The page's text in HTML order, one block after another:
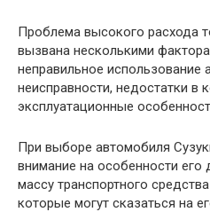
Проблема высокого расхода
вызвана несколькими
неправильное использование
неисправности, недостатки в
эксплуатационные
При выборе автомобиля
внимание на особенности его
массу транспортного
которые могут сказаться на